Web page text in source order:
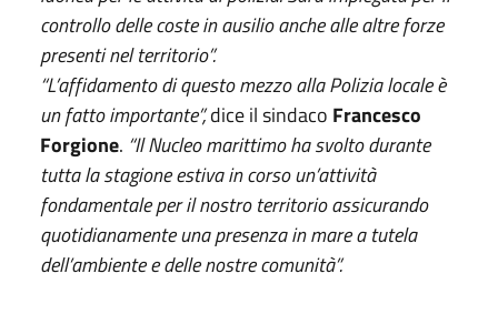
controllo delle coste in ausilio anche alle altre forze
presenti nel territorio”.
“L’affidamento di questo mezzo alla Polizia locale è
un fatto importante”,dice il sindaco Francesco
Forgione. “Il Nucleo marittimo ha svolto durante
tutta la stagione estiva in corso un’attività
fondamentale per il nostro territorio assicurando
quotidianamente una presenza in mare a tutela
dell’ambiente e delle nostre comunità”.